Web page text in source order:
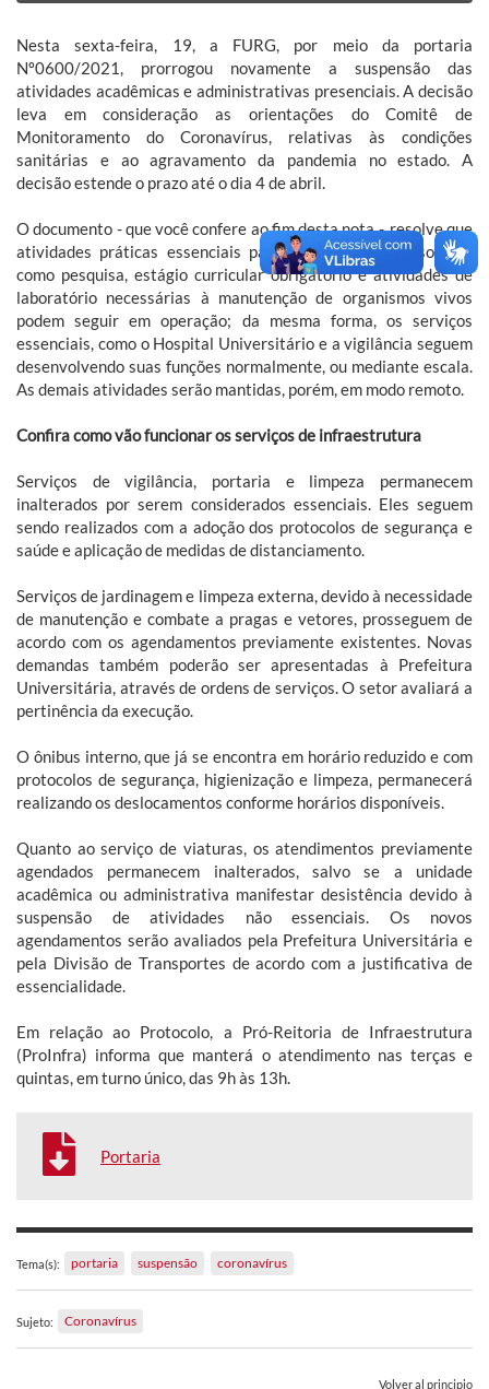
Nesta sexta-feira, 19, a FURG, por meio da portaria
Nº0600/2021, prorrogou novamente a suspensão das
atividades acadêmicas e administrativas presenciais. A decisão
leva em consideração as orientações do Comitê de
Monitoramento do Coronavírus, relativas às condições
sanitárias e ao agravamento da pandemia no estado. A
decisão estende o prazo até o dia 4 de abril.
O documento - que você confere ao fim desta nota -, resolve que
atividades práticas essenciais para conclusão de curso, tais
como pesquisa, estágio curricular obrigatório e atividades de
laboratório necessárias à manutenção de organismos vivos
podem seguir em operação; da mesma forma, os serviços
essenciais, como o Hospital Universitário e a vigilância seguem
desenvolvendo suas funções normalmente, ou mediante escala.
As demais atividades serão mantidas, porém, em modo remoto.
Confira como vão funcionar os serviços de infraestrutura
Serviços de vigilância, portaria e limpeza permanecem
inalterados por serem considerados essenciais. Eles seguem
sendo realizados com a adoção dos protocolos de segurança e
saúde e aplicação de medidas de distanciamento.
Serviços de jardinagem e limpeza externa, devido à necessidade
de manutenção e combate a pragas e vetores, prosseguem de
acordo com os agendamentos previamente existentes. Novas
demandas também poderão ser apresentadas à Prefeitura
Universitária, através de ordens de serviços. O setor avaliará a
pertinência da execução.
O ônibus interno, que já se encontra em horário reduzido e com
protocolos de segurança, higienização e limpeza, permanecerá
realizando os deslocamentos conforme horários disponíveis.
Quanto ao serviço de viaturas, os atendimentos previamente
agendados permanecem inalterados, salvo se a unidade
acadêmica ou administrativa manifestar desistência devido à
suspensão de atividades não essenciais. Os novos
agendamentos serão avaliados pela Prefeitura Universitária e
pela Divisão de Transportes de acordo com a justificativa de
essencialidade.
Em relação ao Protocolo, a Pró-Reitoria de Infraestrutura
(ProInfra) informa que manterá o atendimento nas terças e
quintas, em turno único, das 9h às 13h.
Portaria
Tema(s): portaria suspensão coronavírus
Sujeto: Coronavírus
Volver al principio